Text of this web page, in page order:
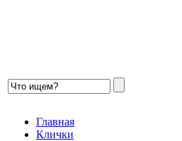
Главная
Клички